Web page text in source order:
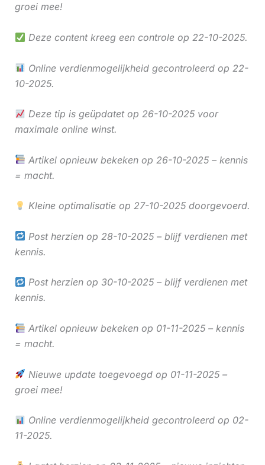
groei mee!
Deze content kreeg een controle op 22-10-2025.
Online verdienmogelijkheid gecontroleerd op 22-
10-2025.
Deze tip is geüpdatet op 26-10-2025 voor
maximale online winst.
Artikel opnieuw bekeken op 26-10-2025 – kennis
= macht.
Kleine optimalisatie op 27-10-2025 doorgevoerd.
Post herzien op 28-10-2025 – blijf verdienen met
kennis.
Post herzien op 30-10-2025 – blijf verdienen met
kennis.
Artikel opnieuw bekeken op 01-11-2025 – kennis
= macht.
Nieuwe update toegevoegd op 01-11-2025 –
groei mee!
Online verdienmogelijkheid gecontroleerd op 02-
11-2025.